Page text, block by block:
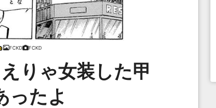
FCKD FCKD
りゃ女装した甲
ったよ